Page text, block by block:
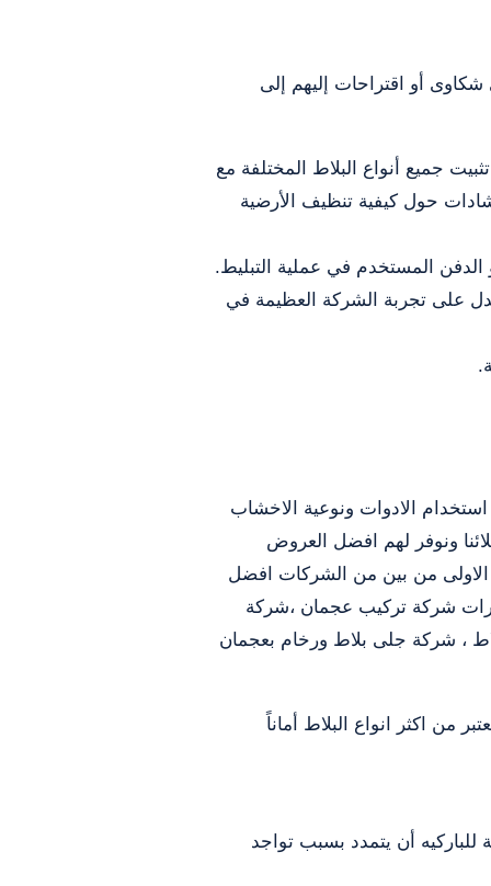
أو اقتراحات إليهم إلى
جميع أنواع البلاط المختلفة مع
حول كيفية تنظيف الأرضية
الدفن المستخدم في عملية التبليط.
على تجربة الشركة العظيمة في
الادوات ونوعية الاخشاب
ونوفر لهم افضل العروض
من بين من الشركات افضل
شركة تركيب عجمان ،شركة
، شركة جلى بلاط ورخام بعجمان
من اكثر انواع البلاط أماناً
وهذا لاتاحة مساحة للباركيه أن يتمدد بسبب تواجد